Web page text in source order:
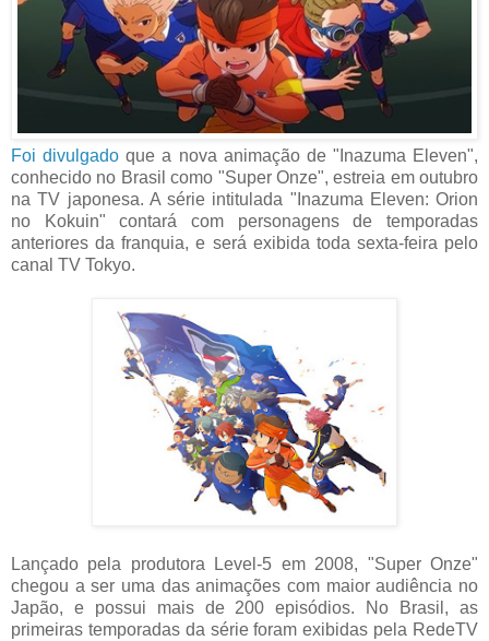
Foi divulgado que a nova animação de "Inazuma Eleven",
conhecido no Brasil como "Super Onze", estreia em outubro
na TV japonesa. A série intitulada "Inazuma Eleven: Orion
no Kokuin" contará com personagens de temporadas
anteriores da franquia, e será exibida toda sexta-feira pelo
canal TV Tokyo.
Lançado pela produtora Level-5 em 2008, "Super Onze"
chegou a ser uma das animações com maior audiência no
Japão, e possui mais de 200 episódios. No Brasil, as
primeiras temporadas da série foram exibidas pela RedeTV